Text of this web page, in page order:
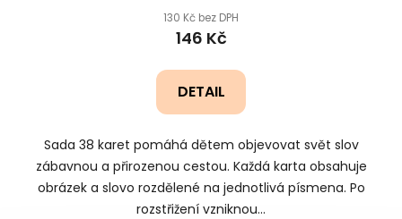
130 Kč bez DPH
146 Kč
DETAIL
Sada 38 karet pomáhá dětem objevovat svět slov
zábavnou a přirozenou cestou. Každá karta obsahuje
obrázek a slovo rozdělené na jednotlivá písmena. Po
rozstřižení vzniknou...